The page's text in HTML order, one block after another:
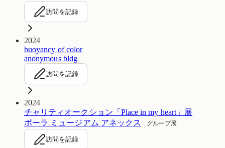
訪問を記録
2024
buoyancy of color
anonymous bldg
訪問を記録
2024
チャリティオークション「Place in my heart」展
ポーラ ミュージアム アネックス
グループ展
訪問を記録